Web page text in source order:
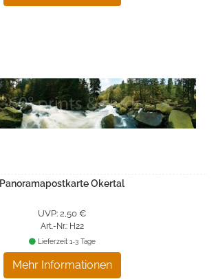
Panoramapostkarte Okertal
UVP: 2,50 €
Art.-Nr.: H22
Mehr Informationen
Lieferzeit 1-3 Tage